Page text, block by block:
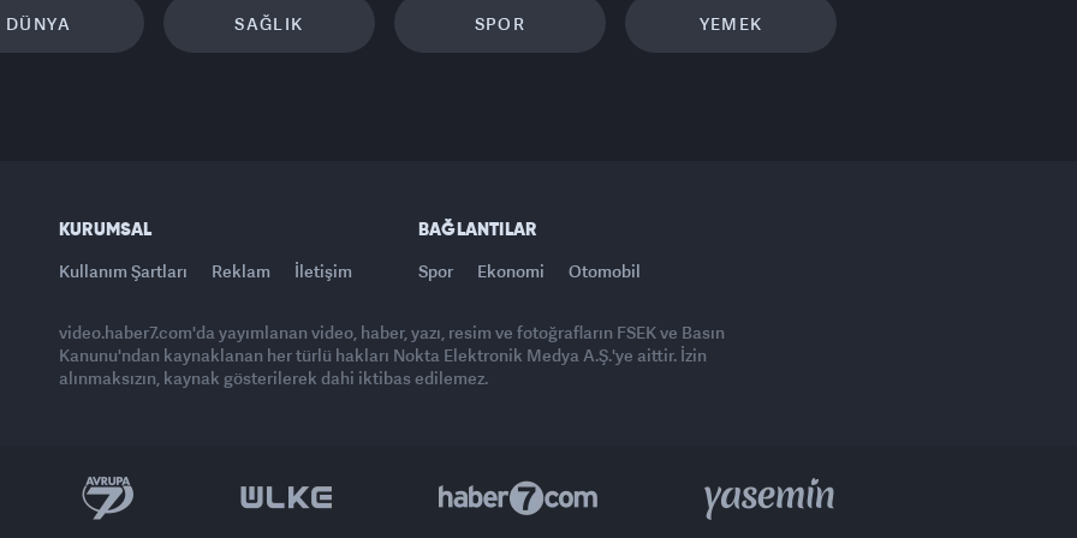
DÜNYA SAĞLIK SPOR YEMEK
KURUMSAL
Kullanım Şartları Reklam İletişim
BAĞLANTILAR
Spor Ekonomi Otomobil
video.haber7.com'da yayımlanan video, haber, yazı, resim ve fotoğrafların FSEK ve Basın
Kanunu'ndan kaynaklanan her türlü hakları Nokta Elektronik Medya A.Ş.'ye aittir. İzin
alınmaksızın, kaynak gösterilerek dahi iktibas edilemez.